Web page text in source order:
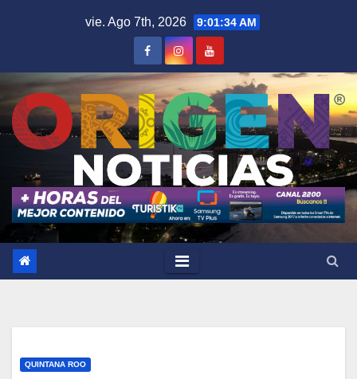
vie. Ago 7th, 2026 9:01:35 AM
QUINTANA ROO